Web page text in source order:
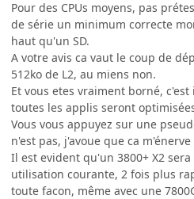
Pour des CPUs moyens, pas
de série un minimum correcte
haut qu'un SD.
A votre avis ca vaut le coup de
512ko de L2, au miens non.
Et vous etes vraiment borné,
toutes les applis seront
Vous vous appuyez sur une
n'est pas, j'avoue que ca
Il est evident qu'un 3800+ X2
utilisation courante, 2 fois plus
toute facon, même avec une